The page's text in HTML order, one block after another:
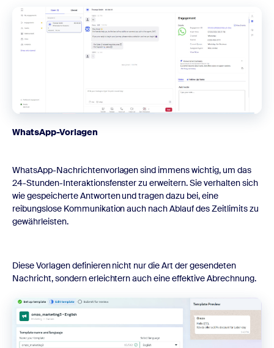
WhatsApp-Vorlagen
WhatsApp-Nachrichtenvorlagen sind immens wichtig, um das
24-Stunden-Interaktionsfenster zu erweitern. Sie verhalten sich
wie gespeicherte Antworten und tragen dazu bei, eine
reibungslose Kommunikation auch nach Ablauf des Zeitlimits zu
gewährleisten.
Diese Vorlagen definieren nicht nur die Art der gesendeten
Nachricht, sondern erleichtern auch eine effektive Abrechnung.